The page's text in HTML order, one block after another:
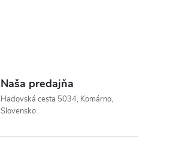
Naša predajňa
Hadovská cesta 5034, Komárno,
Slovensko